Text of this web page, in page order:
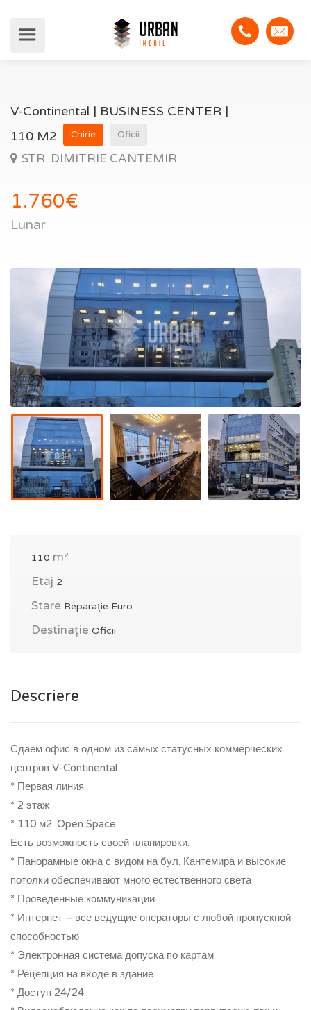
V-Continental | BUSINESS CENTER |
110 M2
Chirie Oficii
STR. DIMITRIE CANTEMIR
1.760€
Lunar
110 m²
Etaj 2
Stare Reparație Euro
Destinație Oficii
Descriere
Сдаем офис в одном из самых статусных коммерческих
центров V-Continental.
* Первая линия
* 2 этаж
* 110 м2. Open Space.
Есть возможность своей планировки.
* Панорамные окна с видом на бул. Кантемира и высокие
потолки обеспечивают много естественного света
* Проведенные коммуникации
* Интернет – все ведущие операторы с любой пропускной
способностью
* Электронная система допуска по картам
* Рецепция на входе в здание
* Доступ 24/24